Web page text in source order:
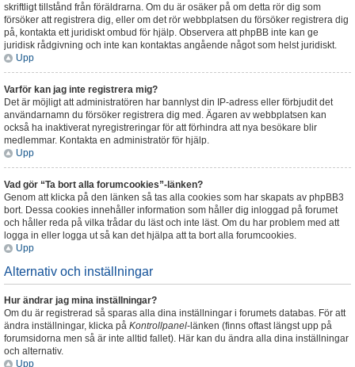
skriftligt tillstånd från föräldrarna. Om du är osäker på om detta rör dig som
försöker att registrera dig, eller om det rör webbplatsen du försöker registrera dig
på, kontakta ett juridiskt ombud för hjälp. Observera att phpBB inte kan ge
juridisk rådgivning och inte kan kontaktas angående något som helst juridiskt.
Upp
Varför kan jag inte registrera mig?
Det är möjligt att administratören har bannlyst din IP-adress eller förbjudit det
användarnamn du försöker registrera dig med. Ägaren av webbplatsen kan
också ha inaktiverat nyregistreringar för att förhindra att nya besökare blir
medlemmar. Kontakta en administratör för hjälp.
Upp
Vad gör “Ta bort alla forumcookies”-länken?
Genom att klicka på den länken så tas alla cookies som har skapats av phpBB3
bort. Dessa cookies innehåller information som håller dig inloggad på forumet
och håller reda på vilka trådar du läst och inte läst. Om du har problem med att
logga in eller logga ut så kan det hjälpa att ta bort alla forumcookies.
Upp
Alternativ och inställningar
Hur ändrar jag mina inställningar?
Om du är registrerad så sparas alla dina inställningar i forumets databas. För att
ändra inställningar, klicka på Kontrollpanel-länken (finns oftast längst upp på
forumsidorna men så är inte alltid fallet). Här kan du ändra alla dina inställningar
och alternativ.
Upp